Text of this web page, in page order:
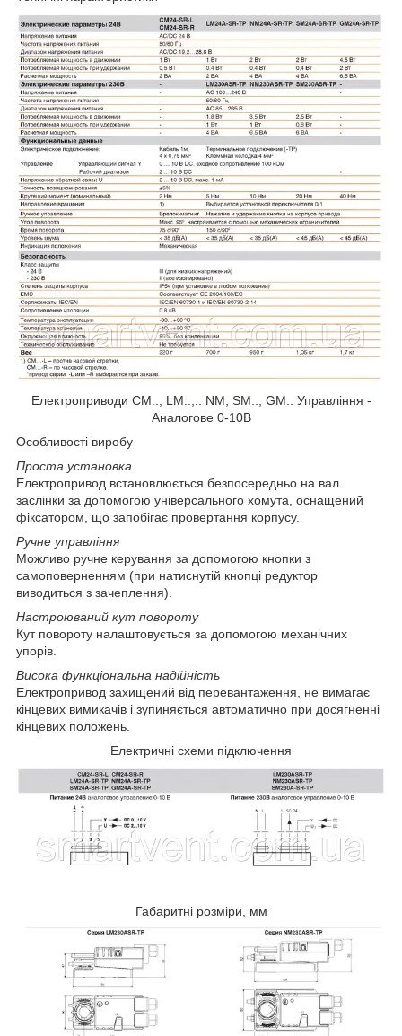
Електроприводи CM.., LM..,.. NM, SM.., GM.. Управління -
Аналогове 0-10B
Особливості виробу
Проста установка
Електропривод встановлюється безпосередньо на вал
заслінки за допомогою універсального хомута, оснащений
фіксатором, що запобігає провертання корпусу.
Ручне управління
Можливо ручне керування за допомогою кнопки з
самоповерненням (при натиснутій кнопці редуктор
виводиться з зачеплення).
Настроюваний кут повороту
Кут повороту налаштовується за допомогою механічних
упорів.
Висока функціональна надійність
Електропривод захищений від перевантаження, не вимагає
кінцевих вимикачів і зупиняється автоматично при досягненні
кінцевих положень.
Електричні схеми підключення
Габаритні розміри, мм